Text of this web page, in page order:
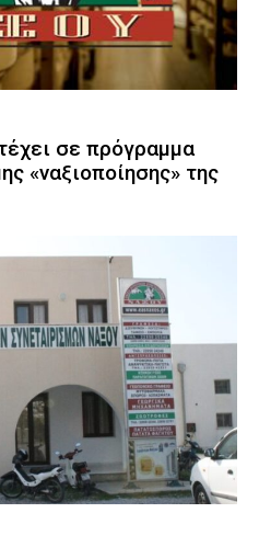
σε πρόγραμμα
«ναξιοποίησης» της